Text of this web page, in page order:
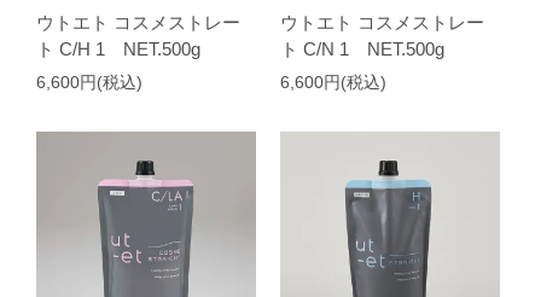
ウトエト コスメストレー
ト C/H 1 NET.500g
6,600円(税込)
ウトエト コスメストレー
ト C/N 1 NET.500g
6,600円(税込)